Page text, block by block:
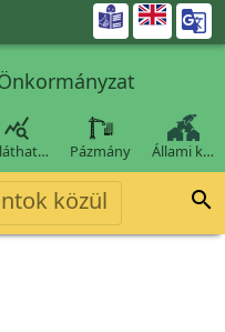


Pázmány Állami k…
közül 